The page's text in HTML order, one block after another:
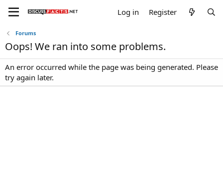
Log in Register
Forums
Oops! We ran into some problems.
An error occurred while the page was being generated. Please
try again later.